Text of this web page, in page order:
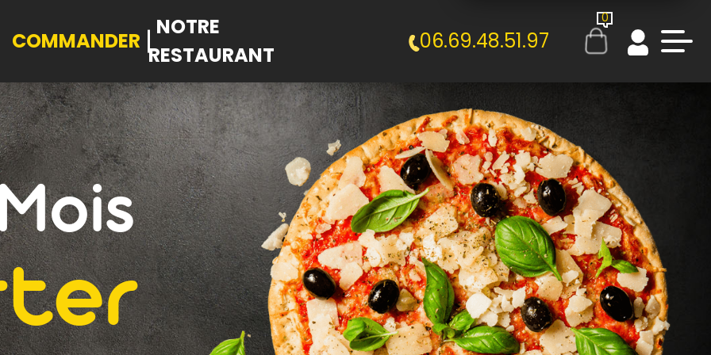
COMMANDER
NOTRE
RESTAURANT
06.69.48.51.97
0